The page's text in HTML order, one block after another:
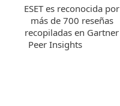
ESET es reconocida por
más de 700 reseñas
recopiladas en Gartner
Peer Insights